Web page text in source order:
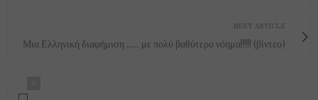
NEXT ARTICLE
Μια Ελληνική διαφήμιση ...... με πολύ βαθύτερο νόημα!!!!! (βίντεο)